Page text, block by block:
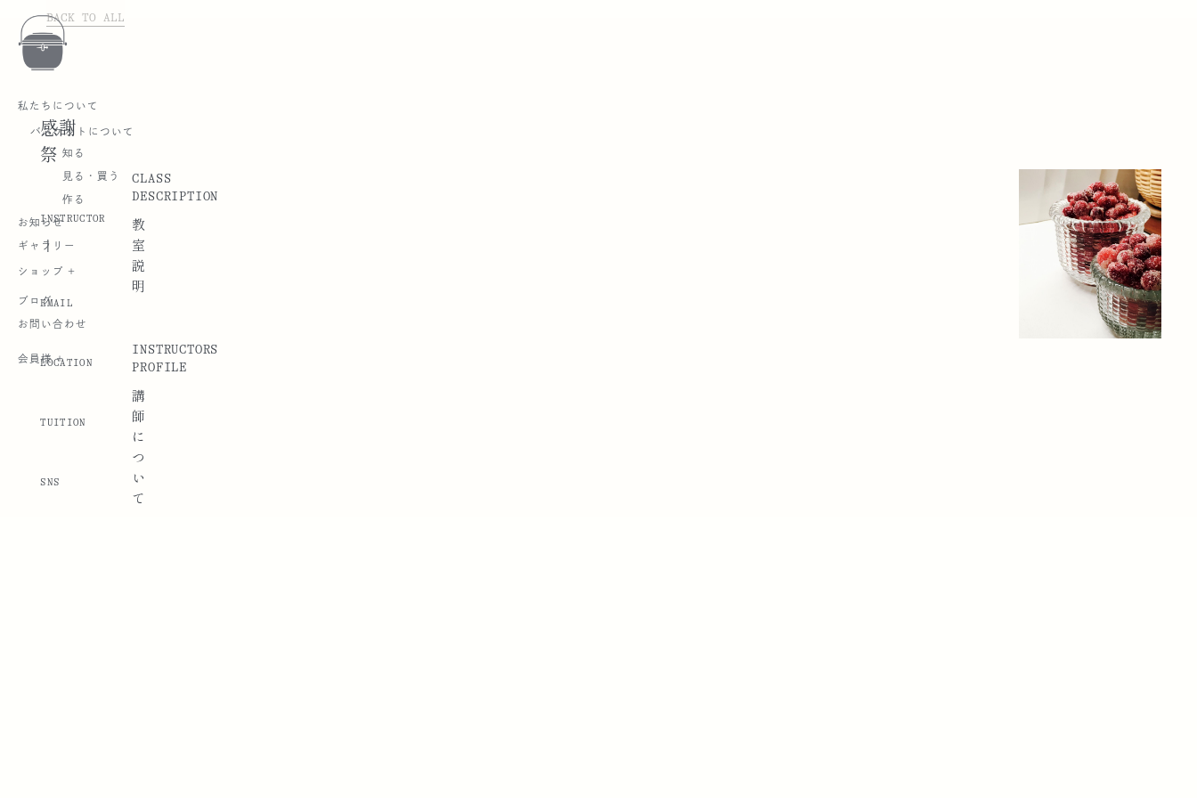
私たちについて
バスケットについて
知る
見る・買う
作る
お知らせ
ギャラリー
ショップ +
ブログ
お問い合わせ
会員様 +
BACK TO ALL
感謝
祭
INSTRUCTOR
|
EMAIL
LOCATION
TUITION
SNS
CLASS
DESCRIPTION
教
室
説
明
INSTRUCTORS
PROFILE
講
師
に
つ
い
て